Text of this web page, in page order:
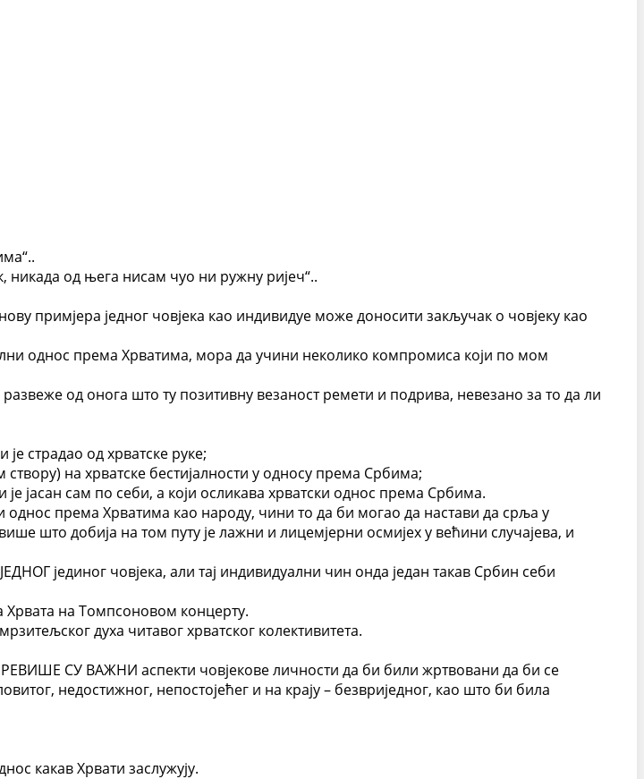
никада од њега нисам чуо ни ружну ријеч“..
примјера једног човјека као индивидуе може доносити закључак о човјеку као
однос према Хрватима, мора да учини неколико компромиса који по мом
од онога што ту позитивну везаност ремети и подрива, невезано за то да ли
страдао од хрватске руке;
на хрватске бестијалности у односу према Србима;
јасан сам по себи, а који осликава хрватски однос према Србима.
према Хрватима као народу, чини то да би могао да настави да срља у
што добија на том путу је лажни и лицемјерни осмијех у већини случајева, и
јединог човјека, али тај индивидуални чин онда један такав Србин себи
на Томпсоновом концерту.
духа читавог хрватског колективитета.
СУ ВАЖНИ аспекти човјекове личности да би били жртвовани да би се
недостижног, непостојећег и на крају – безвриједног, као што би била
какав Хрвати заслужују.